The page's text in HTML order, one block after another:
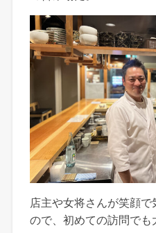
店主や女将さんが笑顔
ので、初めての訪問でも